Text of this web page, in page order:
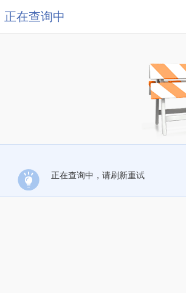
正在查询中
正在查询中，请刷新重试